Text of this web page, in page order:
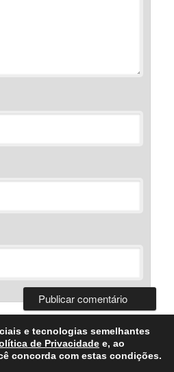
Por Bartolomeu Silva
e tecnologias semelhantes
de Privacidade e, ao
concorda com estas condições.